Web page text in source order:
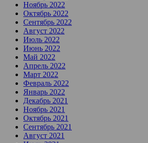
Ноябрь 2022
Октябрь 2022
Сентябрь 2022
Август 2022
Июль 2022
Июнь 2022
Май 2022
Апрель 2022
Март 2022
Февраль 2022
Январь 2022
Декабрь 2021
Ноябрь 2021
Октябрь 2021
Сентябрь 2021
Август 2021